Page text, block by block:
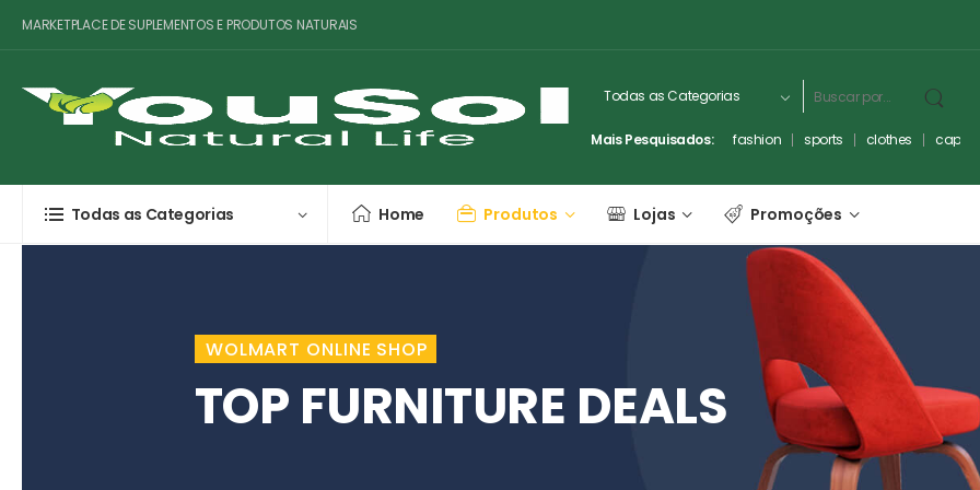
MARKETPLACE DE SUPLEMENTOS E PRODUTOS NATURAIS
Mais Pesquisados: fashion sports clothes
Todas as Categorias Home Produtos Lojas Promoções
WOLMART ONLINE SHOP
TOP FURNITURE DEALS